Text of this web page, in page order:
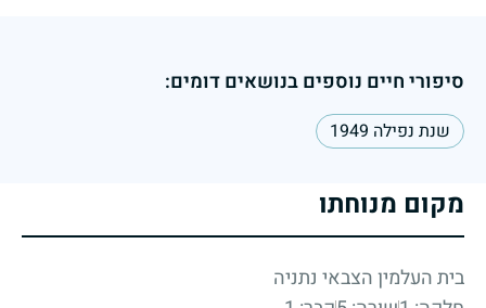
סיפורי חיים נוספים בנושאים דומים:
שנת נפילה 1949
מקום מנוחתו
בית העלמין הצבאי נתניה